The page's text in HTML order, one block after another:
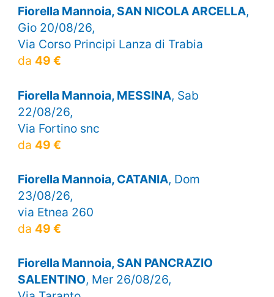
Fiorella Mannoia, SAN NICOLA ARCELLA,
Gio 20/08/26,
Via Corso Principi Lanza di Trabia
da 49 €
Fiorella Mannoia, MESSINA, Sab
22/08/26,
Via Fortino snc
da 49 €
Fiorella Mannoia, CATANIA, Dom
23/08/26,
via Etnea 260
da 49 €
Fiorella Mannoia, SAN PANCRAZIO
SALENTINO, Mer 26/08/26,